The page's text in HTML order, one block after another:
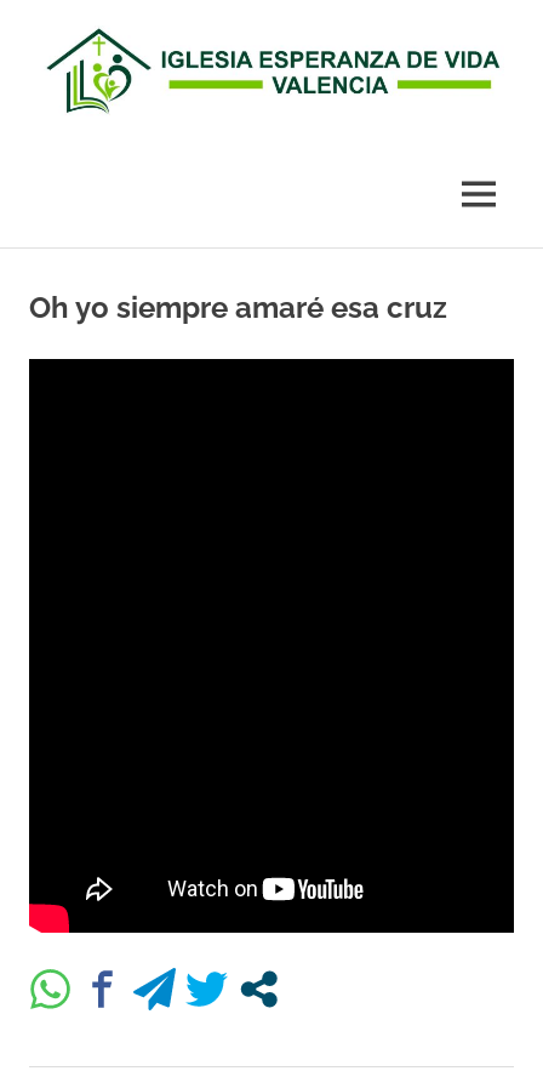
contenido
Valencia
MENÚ
Oh yo siempre amaré esa cruz